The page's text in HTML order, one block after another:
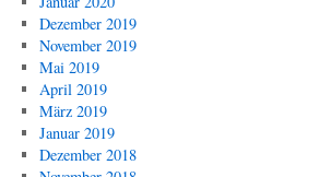
Dezember 2019
November 2019
Mai 2019
April 2019
März 2019
Januar 2019
Dezember 2018